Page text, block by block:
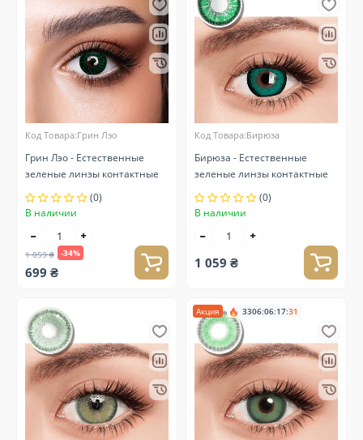
Код Товара:Грин Лэо
Грин Лэо - Естественные
зеленые линзы контактные
(0)
В наличии
1 059 ₴ -34%
699 ₴
Код Товара:Бирюза
Бирюза - Естественные
зеленые линзы контактные
(0)
В наличии
1 059 ₴
Акция 3306:06:17:30